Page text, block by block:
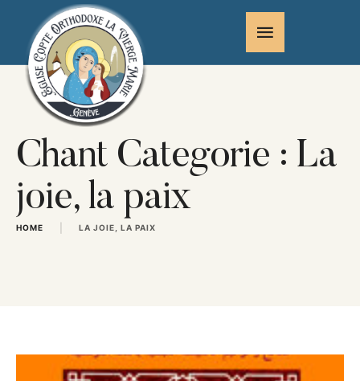
Chant Categorie : La
joie, la paix
HOME LA JOIE, LA PAIX